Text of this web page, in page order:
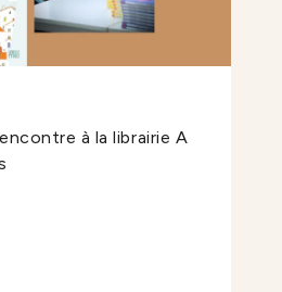
à la librairie A